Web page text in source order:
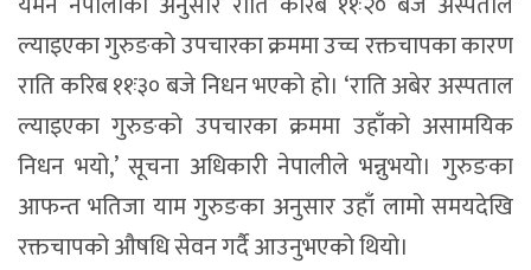
ल्याइएका गुरुङको उपचारका क्रममा उच्च रक्तचापका कारण
राति करिब ११ः३० बजे निधन भएको हो। ‘राति अबेर अस्पताल
ल्याइएका गुरुङको उपचारका क्रममा उहाँको असामयिक
निधन भयो,’ सूचना अधिकारी नेपालीले भन्नुभयो। गुरुङका
आफन्त भतिजा याम गुरुङका अनुसार उहाँ लामो समयदेखि
रक्तचापको औषधि सेवन गर्दै आउनुभएको थियो।